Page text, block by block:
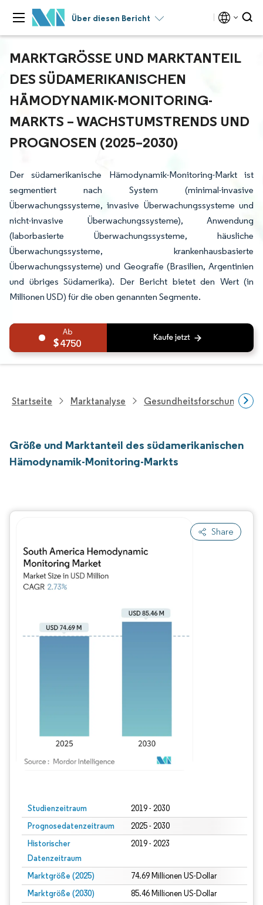
Über diesen Bericht
MARKTGRÖSSE UND MARKTANTEIL D
ES SÜDAMERIKANISCHEN H
ÄMODYNAMIK-MONITORING-M
ARKTS – WACHSTUMSTRENDS UND P
ROGNOSEN (2025–2030)
Der südamerikanische Hämodynamik-Monitoring-Markt ist
segmentiert nach System (minimal-invasive
Überwachungssysteme, invasive Überwachungssysteme und
nicht-invasive Überwachungssysteme), Anwendung
(laborbasierte Überwachungssysteme, häusliche
Überwachungssysteme, krankenhausbasierte
Überwachungssysteme) und Geografie (Brasilien, Argentinien
und übriges Südamerika). Der Bericht bietet den Wert (in
Millionen USD) für die oben genannten Segmente.
4750
Startseite Marktanalyse Gesundheitsforschung
Größe und Marktanteil des südamerikanischen
Hämodynamik-Monitoring-Markts
Share
Studienzeitraum 2019 - 2030
Prognosedatenzeitraum 2025 - 2030
Historischer
Datenzeitraum
2019 - 2023
Marktgröße (2025) 74.69 Millionen US-Dollar
Marktgröße (2030) 85.46 Millionen US-Dollar